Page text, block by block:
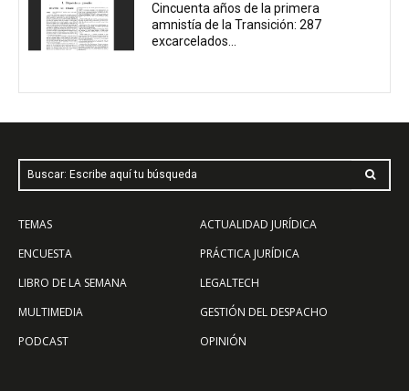
Cincuenta años de la primera
amnistía de la Transición: 287
excarcelados...
Buscar: Escribe aquí tu búsqueda
TEMAS
ENCUESTA
LIBRO DE LA SEMANA
MULTIMEDIA
PODCAST
ACTUALIDAD JURÍDICA
PRÁCTICA JURÍDICA
LEGALTECH
GESTIÓN DEL DESPACHO
OPINIÓN